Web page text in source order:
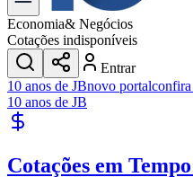
Dia a Dia & Lazer
Transportes
Gastronomia
Cinema & Shows
JogosNovo
Para Sua Empresa
Cadastrar Empresa
Economia& Negócios
Cotações indisponíveis
Entrar
10 anos de JBnovo portalconfira
10 anos de JB
Cotações em